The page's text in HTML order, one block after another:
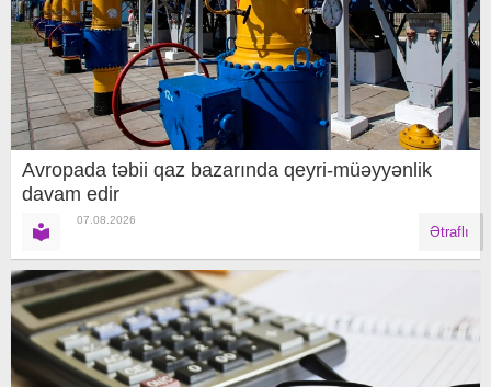
Avropada təbii qaz bazarında qeyri-müəyyənlik
davam edir
07.08.2026
Ətraflı